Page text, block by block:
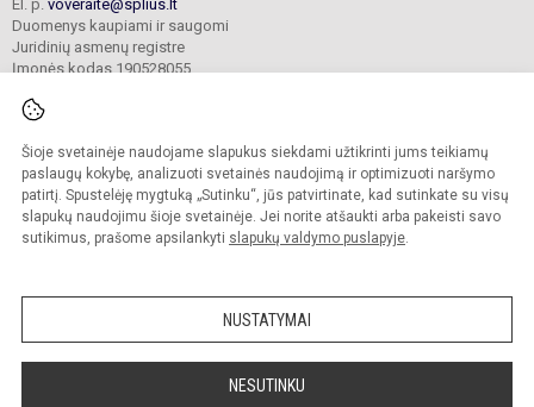
Šioje svetainėje naudojame slapukus siekdami užtikrinti jums teikiamų
paslaugų kokybę, analizuoti svetainės naudojimą ir optimizuoti naršymo
patirtį. Spustelėję mygtuką „Sutinku“, jūs patvirtinate, kad sutinkate su visų
slapukų naudojimu šioje svetainėje. Jei norite atšaukti arba pakeisti savo
sutikimus, prašome apsilankyti slapukų valdymo puslapyje.
NUSTATYMAI
NESUTINKU
El. p. voveraite@splius.lt
Duomenys kaupiami ir saugomi
Juridinių asmenų registre
Įmonės kodas 190528055
© 2025. Šiaulių lopšelis-darželis „Voveraitė“. Visos teisės saugomos.
Kopijuoti turinį be raštiško įstaigos administracijos sutikimo griežtai draudžiama.
Prieinamumo paraiška Slapukų valdymas
Sumanus būdas atnaujinti